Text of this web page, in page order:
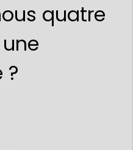
quatre
?